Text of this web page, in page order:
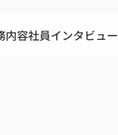
内容社員インタビュー